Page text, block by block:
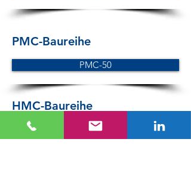
PMC-Baureihe
PMC-50
HMC-Baureihe
HMC-50